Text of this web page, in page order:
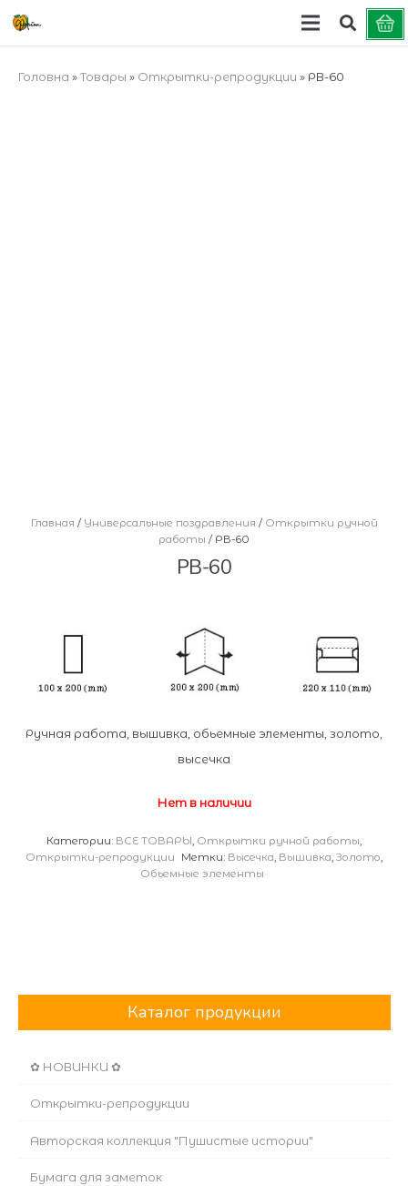
Головна »Товары » Открытки-репродукции » РВ-60
Главная / Универсальные поздравления / Открытки ручной
работы / РВ-60
РВ-60
Ручная работа, вышивка, обьемные элементы, золото,
высечка
Нет в наличии
Категории: ВСЕ ТОВАРЫ, Открытки ручной работы,
Открытки-репродукции
Метки: Высечка, Вышивка, Золото,
Обьемные элементы
Каталог продукции
✿ НОВИНКИ ✿
Открытки-репродукции
Авторская коллекция "Пушистые истории"
Бумага для заметок